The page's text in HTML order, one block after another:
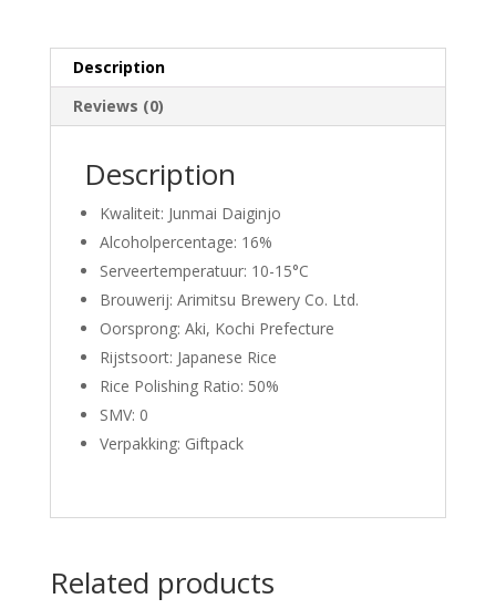
quantity
Description
Reviews (0)
Description
Kwaliteit: Junmai Daiginjo
Alcoholpercentage: 16%
Serveertemperatuur: 10-15°C
Brouwerij: Arimitsu Brewery Co. Ltd.
Oorsprong: Aki, Kochi Prefecture
Rijstsoort: Japanese Rice
Rice Polishing Ratio: 50%
SMV: 0
Verpakking: Giftpack
Related products